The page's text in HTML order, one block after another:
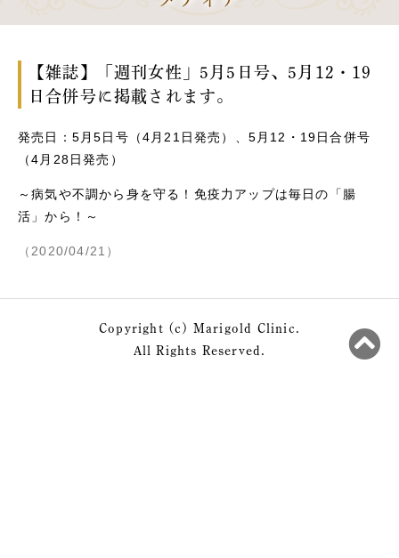
【雑誌】「週刊女性」5月5日号、5月12・19
日合併号に掲載されます。
発売日：5月5日号（4月21日発売）、5月12・19日合併号
（4月28日発売）
～病気や不調から身を守る！免疫力アップは毎日の「腸
活」から！～
（2020/04/21）
Copyright (c) Marigold Clinic.
All Rights Reserved.